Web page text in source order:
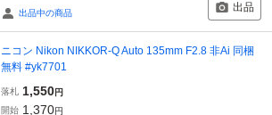
出品中の商品 出品
ニコン Nikon NIKKOR-Q Auto 135mm F2.8 非Ai 同梱
無料 #yk7701
落札 1,550円
開始 1,370円